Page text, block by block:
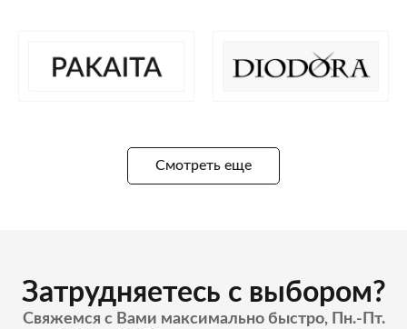
Смотреть еще
Затрудняетесь с выбором?
Свяжемся с Вами максимально быстро, Пн.-Пт.